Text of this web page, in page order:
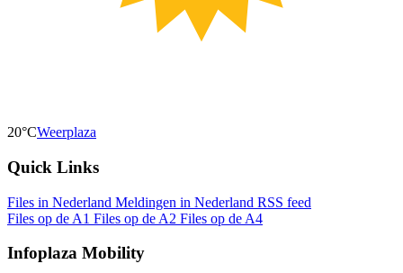
20°CWeerplaza
Quick Links
Files in Nederland Meldingen in Nederland RSS feed
Files op de A1 Files op de A2 Files op de A4
Infoplaza Mobility